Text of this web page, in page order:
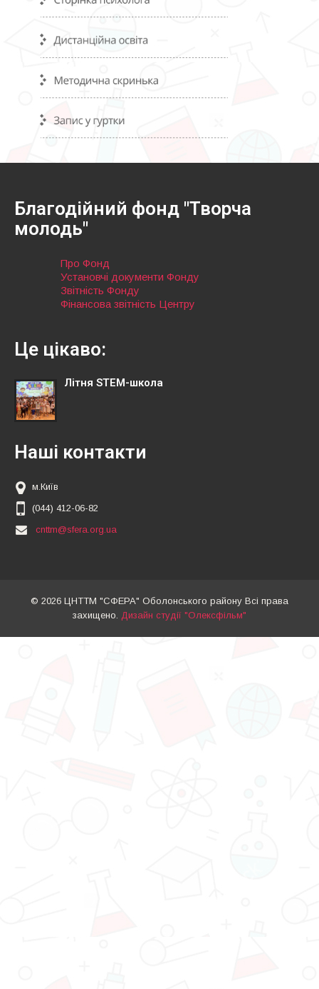
Благодійний фонд "Творча
молодь"
Про Фонд
Установчі документи Фонду
Звітність Фонду
Фінансова звітність Центру
Це цікаво:
Літня STEM-школа
Наші контакти
м.Київ
(044) 412-06-82
cnttm@sfera.org.ua
© 2026 ЦНТТМ "СФЕРА" Оболонського району Всі права
захищено. Дизайн студії "Олексфільм"